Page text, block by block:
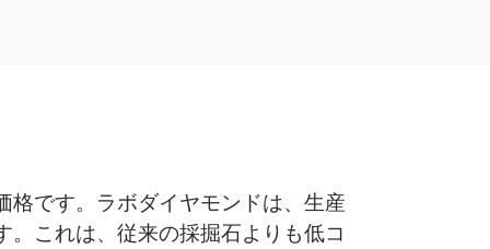
です。ラボダイヤモンドは、生産
これは、従来の採掘石よりも低コ